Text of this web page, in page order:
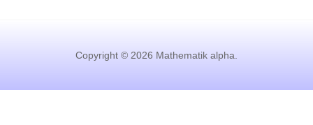
Copyright © 2026 Mathematik alpha.